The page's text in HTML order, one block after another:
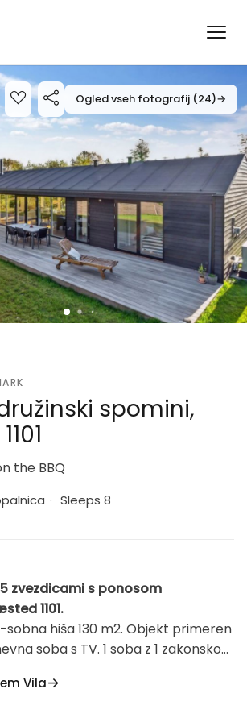
Ogled vseh fotografij (24)→
spomini,
the BBQ
· Sleeps 8
zvezdicami s ponosom
1101.
sobna hiša 130 m2. Objekt primeren
soba s TV. 1 soba z 1 zakonsko
1 soba z 1 zakonsko posteljo.
Vila